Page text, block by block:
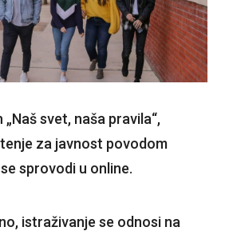
svet, naša pravila“,
za javnost povodom
sprovodi u online.
istraživanje se odnosi na